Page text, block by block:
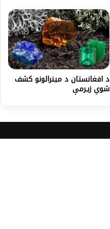
د افغانستان د مینرالونو کشف
شوي زیرمې